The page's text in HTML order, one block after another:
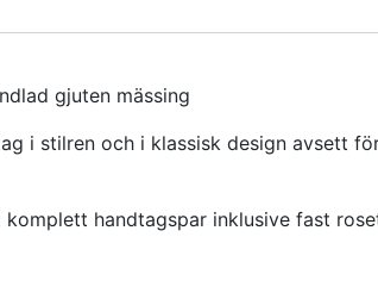
gjuten mässing
i stilren och i klassisk design avsett
handtagspar inklusive fast